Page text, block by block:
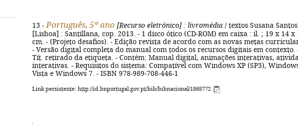
13 - Português, 5º ano [Recurso eletrónico] : livromédia / textos Susana
[Lisboa] : Santillana, cop. 2013. - 1 disco ótico (CD-ROM) em caixa : il. ; 19 x 14 x
cm. - (Projeto desafios). - Edição revista de acordo com as novas metas
- Versão digital completa do manual com todos os recursos digitais em contexto.
Tít. retirado da etiqueta. - Contém: Manual digital, animações interativas,
interativas. - Requisitos do sistema: Compatível com Windows XP (SP3),
Vista e Windows 7. - ISBN 978-989-708-446-1
Link persistente: http://id.bnportugal.gov.pt/bib/bibnacional/1868772